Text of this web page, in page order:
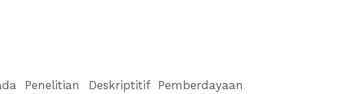
Penelitian Deskriptitif Pemberdayaan